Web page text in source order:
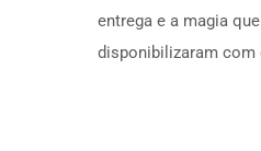
entrega e a magia
disponibilizaram com